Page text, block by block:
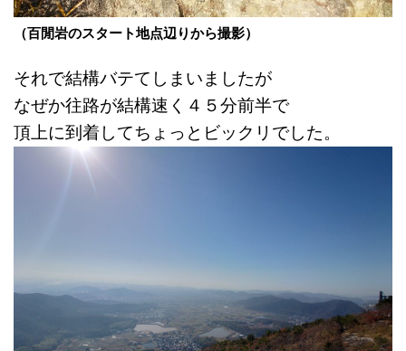
（百閒岩のスタート地点辺りから撮影）
それで結構バテてしまいましたが
なぜか往路が結構速く４５分前半で
頂上に到着してちょっとビックリでした。